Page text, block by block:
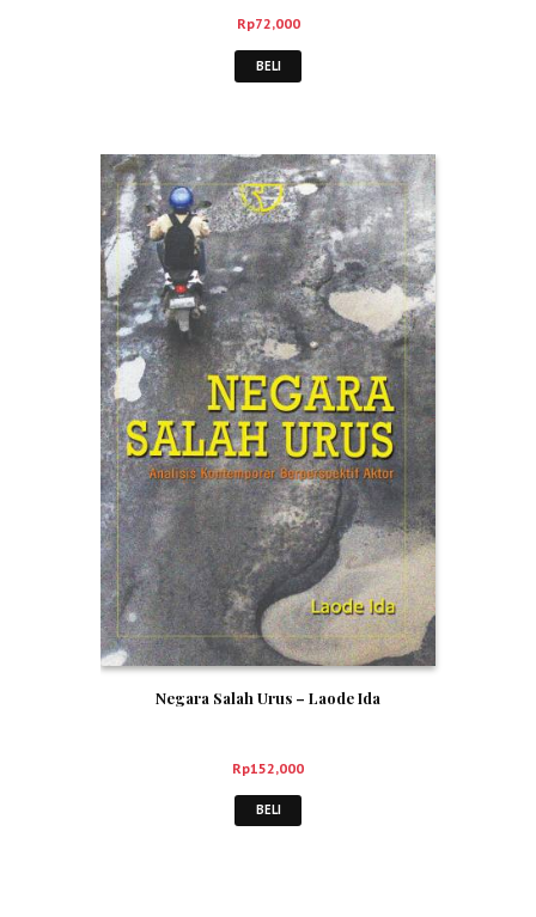
Rp72,000
BELI
Negara Salah Urus – Laode Ida
Rp152,000
BELI